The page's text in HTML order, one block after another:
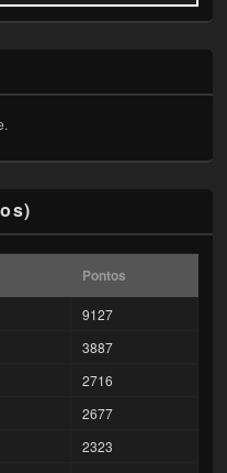
Pontos
9127
3887
2716
2677
2323